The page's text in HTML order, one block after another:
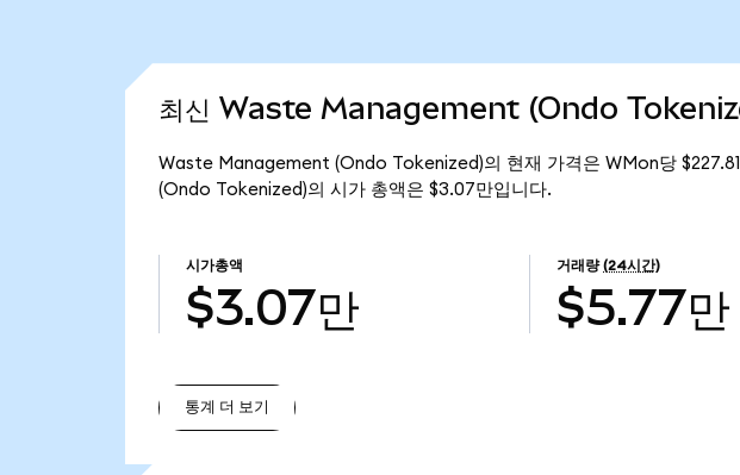
최신 Waste Management (Ondo
Waste Management (Ondo Tokenized)의 현재 가격은 WMon당
(Ondo Tokenized)의 시가 총액은 $3.07만입니다.
시가총액
$3.07만
거래량 (24시간)
$5.77만
통계 더 보기